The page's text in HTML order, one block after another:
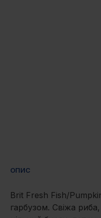
ОПИС
Brit Fresh Fish/
гарбузом. Свіжа